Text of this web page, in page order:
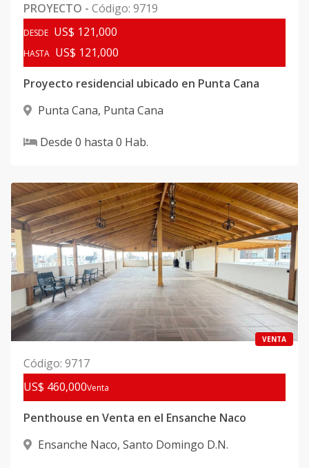
PROYECTO - Código: 9719
DESDE US$ 121,000
HASTA US$ 121,000
Proyecto residencial ubicado en Punta Cana
Punta Cana, Punta Cana
Desde 0 hasta 0 Hab.
VENTA
Código: 9717
US$ 460,000Venta
Penthouse en Venta en el Ensanche Naco
Ensanche Naco, Santo Domingo D.N.